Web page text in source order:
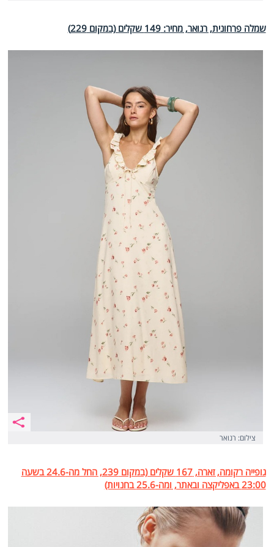
שמלה פרחונית, רנואר, מחיר: 149 שקלים (במקום 229)
צילום: רנואר
גופייה רקומה, זארה, 167 שקלים (במקום 239, החל מה-24.6 בשעה
23:00 באפליקצה ובאתר, ומה-25.6 בחנויות)